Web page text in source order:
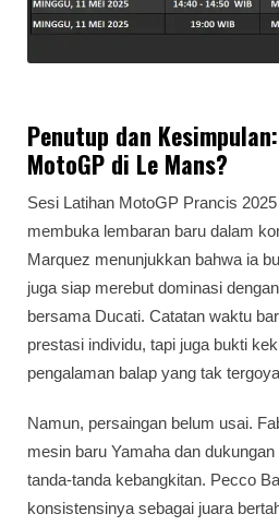
Penutup dan
MotoGP di Le Mans?
Sesi Latihan MotoGP Prancis
membuka lembaran baru dalam
Marquez menunjukkan bahwa ia
juga siap merebut dominasi
bersama Ducati. Catatan waktu
prestasi individu, tapi juga bukti
pengalaman balap yang tak
Namun, persaingan belum usai.
mesin baru Yamaha dan
tanda-tanda kebangkitan. Pecco
konsistensinya sebagai juara